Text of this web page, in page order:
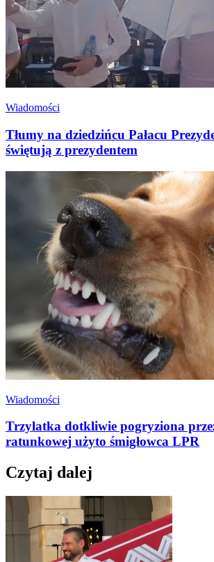
Wiadomości
Tłumy na dziedzińcu Pałacu
świętują z prezydentem
Wiadomości
Trzylatka dotkliwie pogryziona
ratunkowej użyto śmigłowca LPR
Czytaj dalej